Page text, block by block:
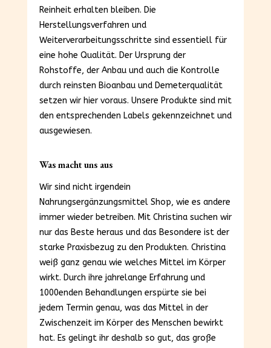
Reinheit erhalten bleiben. Die
Herstellungsverfahren und
Weiterverarbeitungsschritte sind essentiell für
eine hohe Qualität. Der Ursprung der
Rohstoffe, der Anbau und auch die Kontrolle
durch reinsten Bioanbau und Demeterqualität
setzen wir hier voraus. Unsere Produkte sind mit
den entsprechenden Labels gekennzeichnet und
ausgewiesen.
Was macht uns aus
Wir sind nicht irgendein
Nahrungsergänzungsmittel Shop, wie es andere
immer wieder betreiben. Mit Christina suchen wir
nur das Beste heraus und das Besondere ist der
starke Praxisbezug zu den Produkten. Christina
weiß ganz genau wie welches Mittel im Körper
wirkt. Durch ihre jahrelange Erfahrung und
1000enden Behandlungen erspürte sie bei
jedem Termin genau, was das Mittel in der
Zwischenzeit im Körper des Menschen bewirkt
hat. Es gelingt ihr deshalb so gut, das große